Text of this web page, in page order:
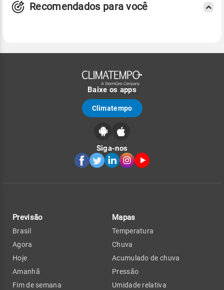
Recomendados para você
Baixe os apps
Climatempo
Siga-nos
Previsão
Brasil
Agora
Hoje
Amanhã
Fim de semana
Mapas
Temperatura
Chuva
Acumulado de chuva
Pressão
Umidade relativa